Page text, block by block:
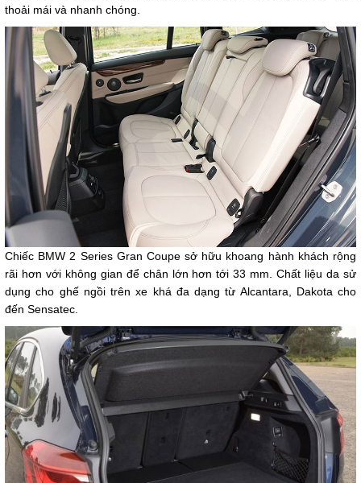
thoải mái và nhanh chóng.
Chiếc BMW 2 Series Gran Coupe sở hữu khoang hành khách rộng
rãi hơn với không gian để chân lớn hơn tới 33 mm. Chất liệu da sử
dụng cho ghế ngồi trên xe khá đa dạng từ Alcantara, Dakota cho
đến Sensatec.